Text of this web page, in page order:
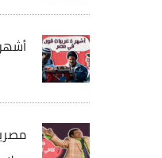
أشهر 5 عربيات فول في مصر